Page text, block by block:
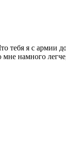
тебя я с армии
мне намного